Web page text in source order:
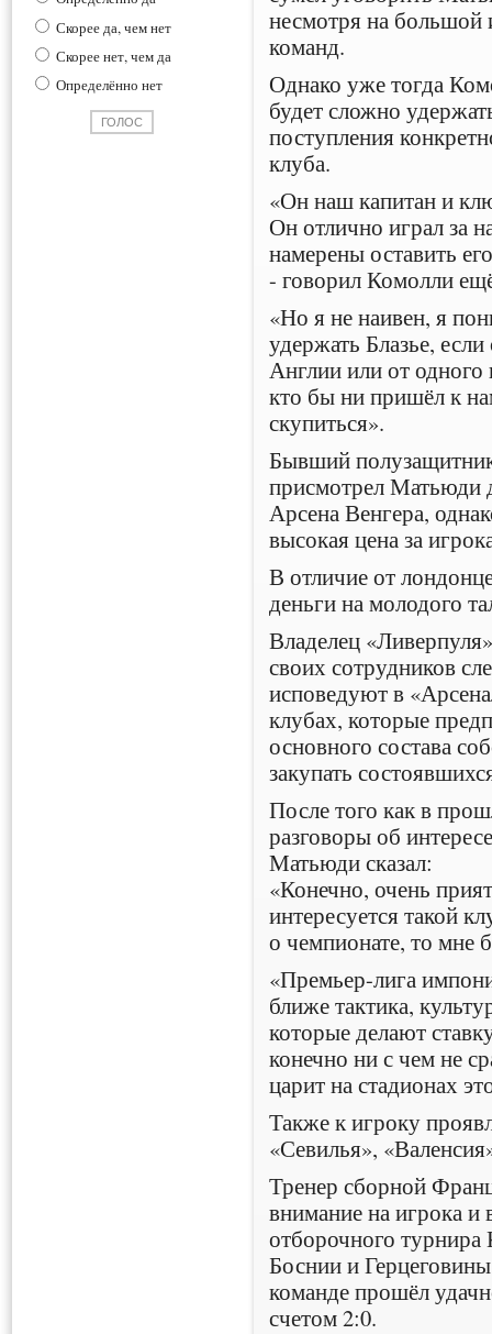
Скорее да, чем нет
Скорее нет, чем да
Определённо нет
несмотря на большой
команд.
Однако уже тогда
будет сложно
поступления
клуба.
«Он наш капитан и
Он отлично играл за
намерены оставить
- говорил Комолли
«Но я не наивен, я
удержать Блазье,
Англии или от
кто бы ни пришёл к
скупиться».
Бывший
присмотрел Матьюди
Арсена Венгера,
высокая цена за
В отличие от
деньги на молодого
Владелец
своих сотрудников
исповедуют в
клубах, которые
основного состава
закупать
После того как в
разговоры об
Матьюди сказал:
«Конечно, очень
интересуется такой
о чемпионате, то мне
«Премьер-лига
ближе тактика,
которые делают
конечно ни с чем не
царит на стадионах
Также к игроку
«Севилья»,
Тренер сборной
внимание на игрока и
отборочного
Боснии и
команде прошёл
счетом 2:0.